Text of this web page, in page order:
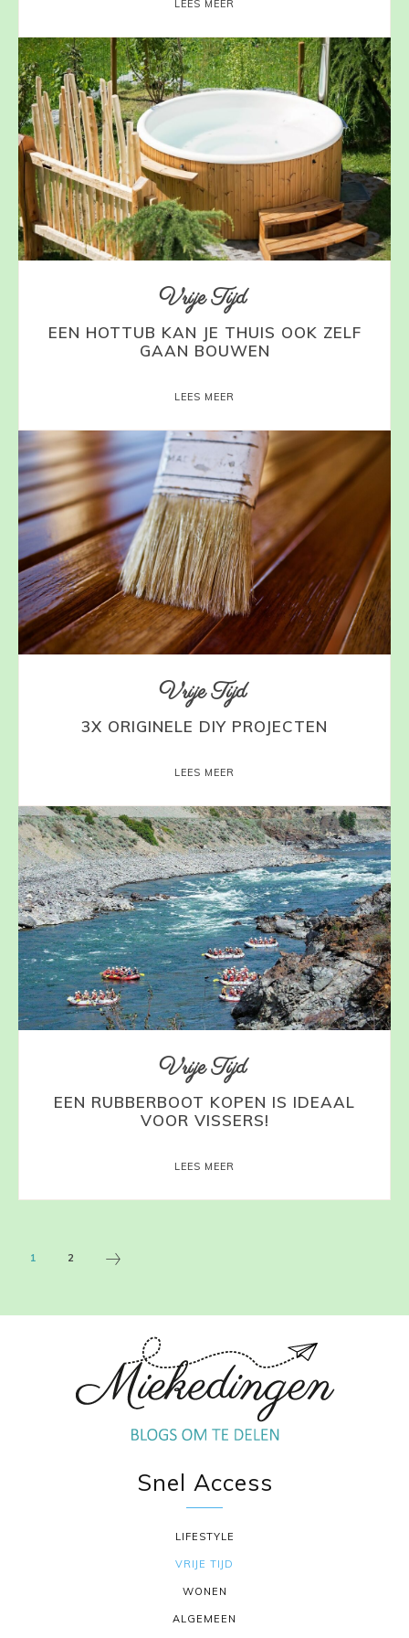
LEES MEER
Vrije Tijd
EEN HOTTUB KAN JE THUIS OOK ZELF
GAAN BOUWEN
LEES MEER
Vrije Tijd
3X ORIGINELE DIY PROJECTEN
LEES MEER
Vrije Tijd
EEN RUBBERBOOT KOPEN IS IDEAAL
VOOR VISSERS!
LEES MEER
1 2
Snel Access
LIFESTYLE
VRIJE TIJD
WONEN
ALGEMEEN